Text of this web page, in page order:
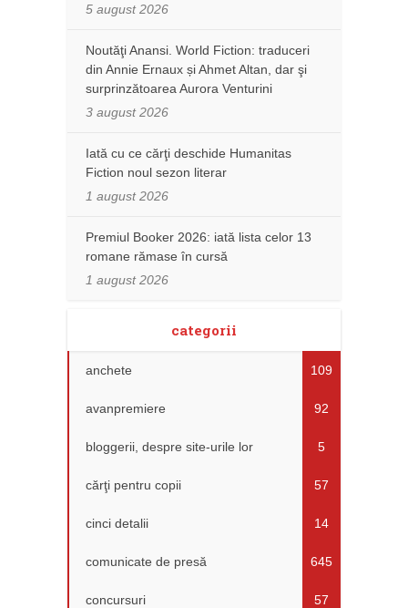
5 august 2026
Noutăţi Anansi. World Fiction: traduceri
din Annie Ernaux și Ahmet Altan, dar şi
surprinzătoarea Aurora Venturini
3 august 2026
Iată cu ce cărţi deschide Humanitas
Fiction noul sezon literar
1 august 2026
Premiul Booker 2026: iată lista celor 13
romane rămase în cursă
1 august 2026
categorii
anchete 109
avanpremiere 92
bloggerii, despre site-urile lor 5
cărţi pentru copii 57
cinci detalii 14
comunicate de presă 645
concursuri 57